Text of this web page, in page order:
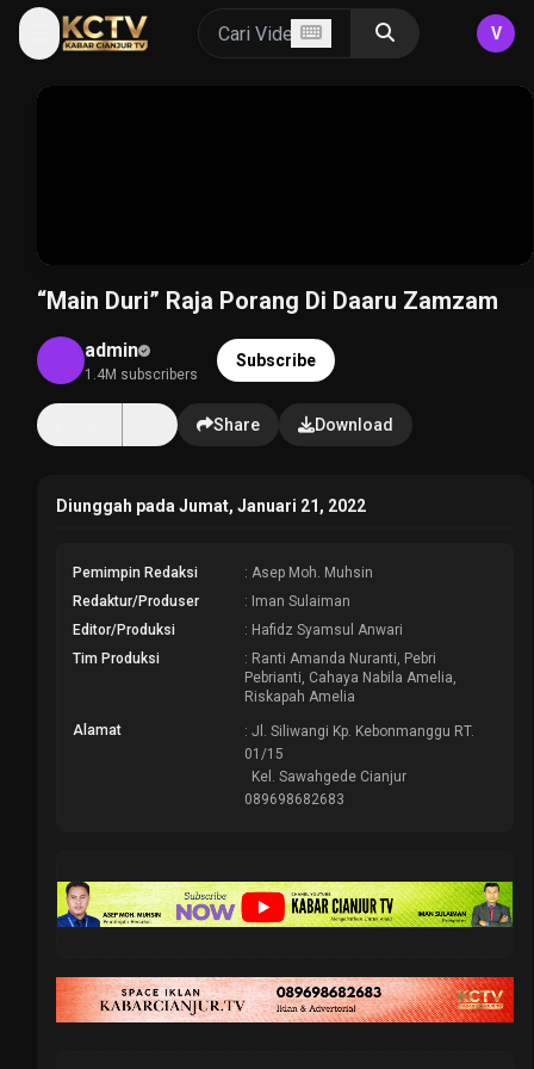
V
“Main Duri” Raja Porang Di Daaru Zamzam
admin
1.4M subscribers
Subscribe
Share Download
Diunggah pada Jumat, Januari 21, 2022
Pemimpin Redaksi
: Asep Moh. Muhsin
Redaktur/Produser
: Iman Sulaiman
Editor/Produksi
: Hafidz Syamsul Anwari
Tim Produksi
: Ranti Amanda Nuranti, Pebri
Pebrianti, Cahaya Nabila Amelia,
Riskapah Amelia
Alamat
: Jl. Siliwangi Kp. Kebonmanggu RT.
01/15
Kel. Sawahgede Cianjur
089698682683